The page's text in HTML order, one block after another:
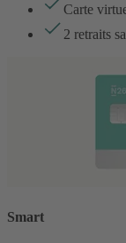
Carte
2 retraits
Smart